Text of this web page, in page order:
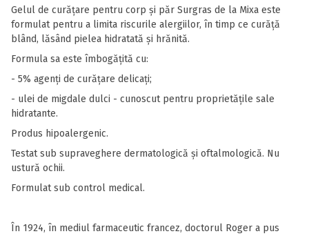
Gelul de curățare pentru corp și păr Surgras de la Mixa este
formulat pentru a limita riscurile alergiilor, în timp ce curăță
blând, lăsând pielea hidratată și hrănită.
Formula sa este îmbogățită cu:
- 5% agenți de curățare delicați;
- ulei de migdale dulci - cunoscut pentru proprietățile sale
hidratante.
Produs hipoalergenic.
Testat sub supraveghere dermatologică și oftalmologică. Nu
ustură ochii.
Formulat sub control medical.
În 1924, în mediul farmaceutic francez, doctorul Roger a pus